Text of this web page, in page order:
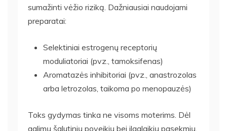
sumažinti vėžio riziką. Dažniausiai naudojami
preparatai:
Selektiniai estrogenų receptorių
moduliatoriai (pvz., tamoksifenas)
Aromatazės inhibitoriai (pvz., anastrozolas
arba letrozolas, taikoma po menopauzės)
Toks gydymas tinka ne visoms moterims. Dėl
galimų šalutinių poveikių bei ilgalaikių pasekmių,